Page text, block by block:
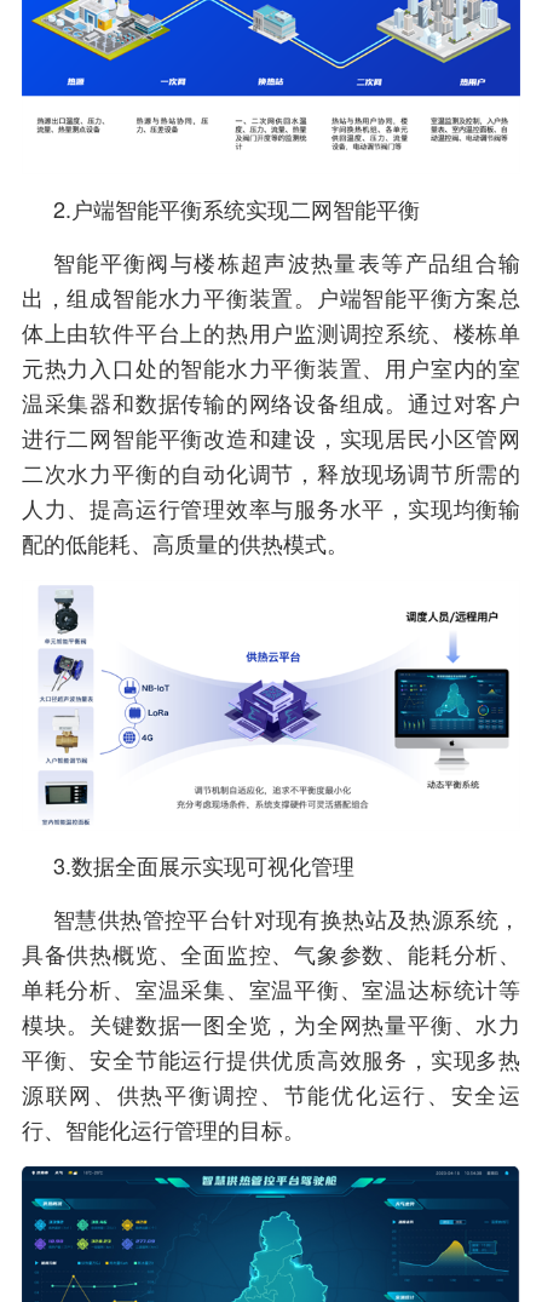
2.户端智能平衡系统实现二网智能平衡
智能平衡阀与楼栋超声波热量表等产品组合输
出，组成智能水力平衡装置。户端智能平衡方案总
体上由软件平台上的热用户监测调控系统、楼栋单
元热力入口处的智能水力平衡装置、用户室内的室
温采集器和数据传输的网络设备组成。通过对客户
进行二网智能平衡改造和建设，实现居民小区管网
二次水力平衡的自动化调节，释放现场调节所需的
人力、提高运行管理效率与服务水平，实现均衡输
配的低能耗、高质量的供热模式。
3.数据全面展示实现可视化管理
智慧供热管控平台针对现有换热站及热源系统，
具备供热概览、全面监控、气象参数、能耗分析、
单耗分析、室温采集、室温平衡、室温达标统计等
模块。关键数据一图全览，为全网热量平衡、水力
平衡、安全节能运行提供优质高效服务，实现多热
源联网、供热平衡调控、节能优化运行、安全运
行、智能化运行管理的目标。